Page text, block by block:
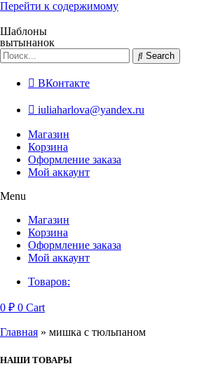
Перейти к содержимому
Шаблоны
вытынанок
Search
ВКонтакте
iuliaharlova@yandex.ru
Магазин
Корзина
Оформление заказа
Мой аккаунт
Menu
Магазин
Корзина
Оформление заказа
Мой аккаунт
Товаров:
0 ₽ 0 Cart
Главная » мишка с тюльпаном
НАШИ ТОВАРЫ